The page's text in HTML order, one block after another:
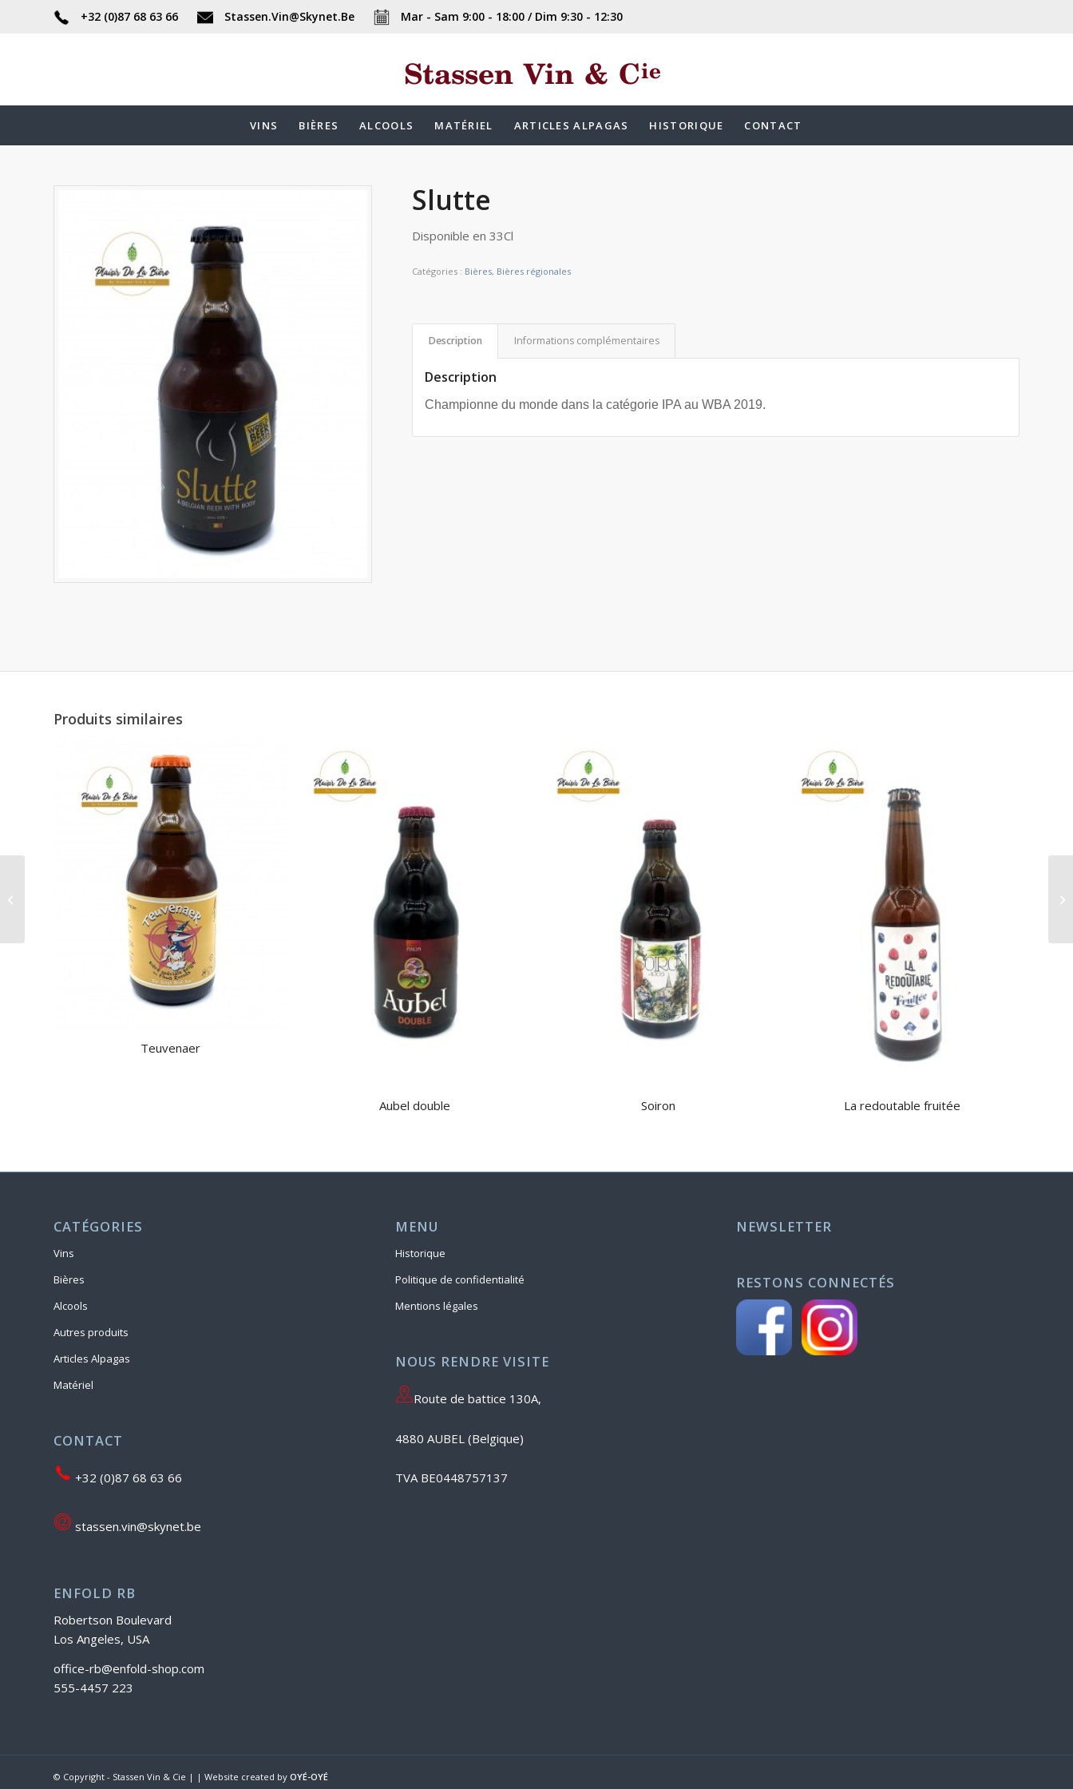
+32 (0)87 68 63 66 Stassen.Vin@Skynet.Be Mar - Sam 9:00 - 18:00 / Dim 9:30 - 12:30
VINS BIÈRES ALCOOLS MATÉRIEL ARTICLES ALPAGAS HISTORIQUE CONTACT
Slutte
Disponible en 33Cl
Catégories : Bières, Bières régionales
Description Informations complémentaires
Description
Championne du monde dans la catégorie IPA au WBA 2019.
Produits similaires
Teuvenaer
Aubel double Soiron La redoutable fruitée
CATÉGORIES
Vins
Bières
Alcools
Autres produits
Articles Alpagas
Matériel
CONTACT
+32 (0)87 68 63 66
stassen.vin@skynet.be
ENFOLD RB
Robertson Boulevard
Los Angeles, USA
office-rb@enfold-shop.com
555-4457 223
MENU
Historique
Politique de confidentialité
Mentions légales
NOUS RENDRE VISITE
Route de battice 130A,
4880 AUBEL (Belgique)
TVA BE0448757137
NEWSLETTER
RESTONS CONNECTÉS
© Copyright - Stassen Vin & Cie | | Website created by OYÉ-OYÉ